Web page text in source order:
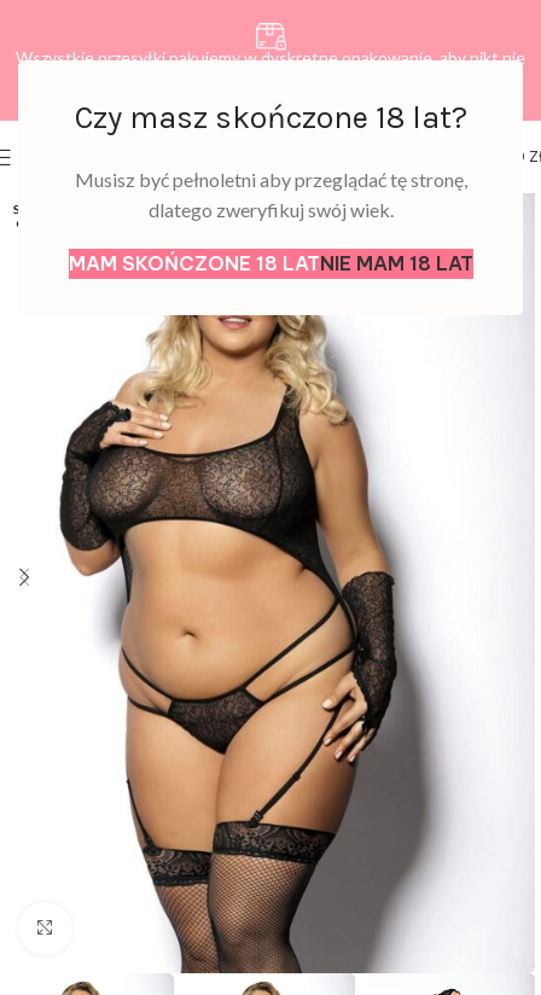
Czy masz skończone 18 lat?
Musisz być pełnoletni aby przeglądać tę stronę,
dlatego zweryfikuj swój wiek.
MAM SKOŃCZONE 18 LATNIE MAM 18 LAT
Wszystkie przesyłki pakujemy w dyskretne opakowanie, aby nikt nie
0,00
SOLD
OUT
Click to enlarge